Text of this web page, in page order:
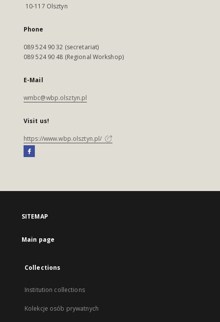
10-117 Olsztyn
Phone
089 524 90 32 (secretariat)
089 524 90 48 (Regional Workshop)
E-Mail
wmbc@wbp.olsztyn.pl
Visit us!
https://www.wbp.olsztyn.pl/
SITEMAP
Main page
Collections
Institution collections
Kolekcje osób prywatnych